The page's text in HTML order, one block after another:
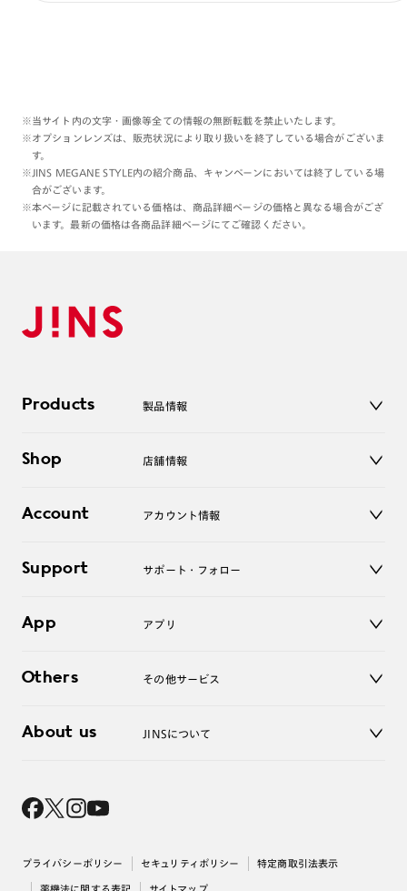
※当サイト内の文字・画像等全ての情報の無断転載を禁止いたします。
※オプションレンズは、販売状況により取り扱いを終了している場合がございま
す。
※JINS MEGANE STYLE内の紹介商品、キャンペーンにおいては終了している場
合がございます。
※本ページに記載されている価格は、商品詳細ページの価格と異なる場合がござ
います。最新の価格は各商品詳細ページにてご確認ください。
Products 製品情報
サングラス
コンタクトレンズ
アクセサリー
Shop 店舗情報
オンラインショップ
Account アカウント情報
ログアウト
Support サポート・フォロー
よくあるご質問
お問い合わせ
App アプリ
Others その他サービス
レンズ交換
About us JINSについて
採用情報
出店について
プライバシーポリシー セキュリティポリシー 特定商取引法表示